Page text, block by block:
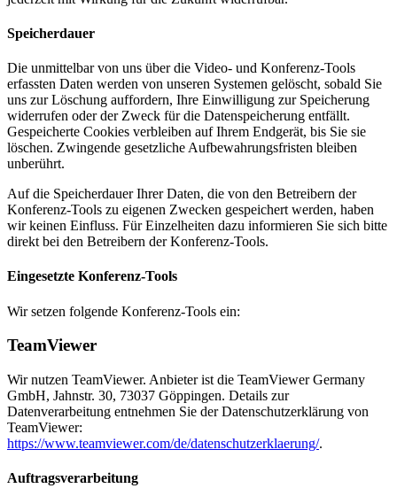
Speicherdauer
Die unmittelbar von uns über die Video- und Konferenz-Tools
erfassten Daten werden von unseren Systemen gelöscht, sobald Sie
uns zur Löschung auffordern, Ihre Einwilligung zur Speicherung
widerrufen oder der Zweck für die Datenspeicherung entfällt.
Gespeicherte Cookies verbleiben auf Ihrem Endgerät, bis Sie sie
löschen. Zwingende gesetzliche Aufbewahrungsfristen bleiben
unberührt.
Auf die Speicherdauer Ihrer Daten, die von den Betreibern der
Konferenz-Tools zu eigenen Zwecken gespeichert werden, haben
wir keinen Einfluss. Für Einzelheiten dazu informieren Sie sich bitte
direkt bei den Betreibern der Konferenz-Tools.
Eingesetzte Konferenz-Tools
Wir setzen folgende Konferenz-Tools ein:
TeamViewer
Wir nutzen TeamViewer. Anbieter ist die TeamViewer Germany
GmbH, Jahnstr. 30, 73037 Göppingen. Details zur
Datenverarbeitung entnehmen Sie der Datenschutzerklärung von
TeamViewer:
https://www.teamviewer.com/de/datenschutzerklaerung/.
Auftragsverarbeitung